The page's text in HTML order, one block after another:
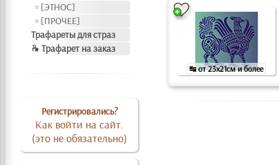
[ЭТНОС]
[ПРОЧЕЕ]
Трафареты для страз
❧ Трафарет на заказ
Регистрировались?
Как войти на сайт.
(это не обязательно)
↹ от 23x21см и более